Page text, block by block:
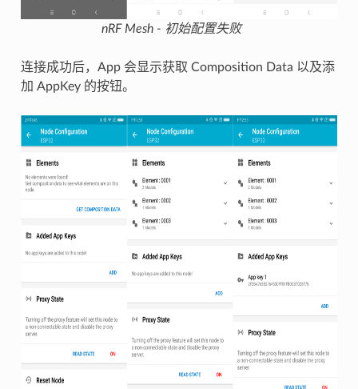
nRF Mesh - 初始配置失败
连接成功后，App 会显示获取 Composition Data 以及添
加 AppKey 的按钮。